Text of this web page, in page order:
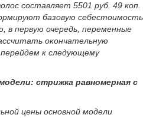
составляет 5501 руб. 49 коп.
базовую себестоимость
в первую очередь, переменные
окончательную
к следующему
стрижка равномерная с
цены основной модели